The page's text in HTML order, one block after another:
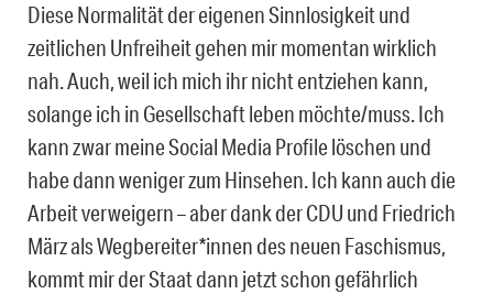
Diese Normalität der eigenen Sinnlosigkeit und
zeitlichen Unfreiheit gehen mir momentan wirklich
nah. Auch, weil ich mich ihr nicht entziehen kann,
solange ich in Gesellschaft leben möchte/muss. Ich
kann zwar meine Social Media Profile löschen und
habe dann weniger zum Hinsehen. Ich kann auch die
Arbeit verweigern – aber dank der CDU und Friedrich
März als Wegbereiter*innen des neuen Faschismus,
kommt mir der Staat dann jetzt schon gefährlich